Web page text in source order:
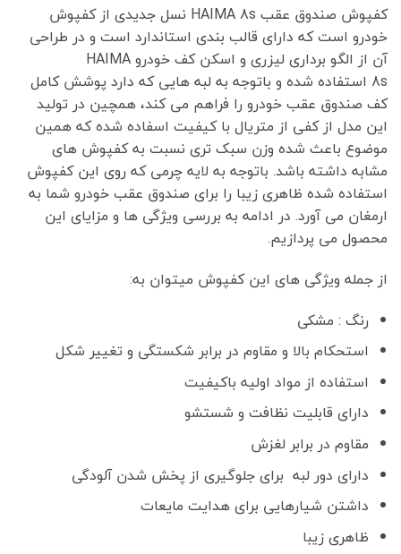
کفپوش صندوق عقب HAIMA 8s
نسل جدیدی از کفپوش
خودرو است که دارای قالب بندی استاندارد است و در طراحی
آن از الگو برداری لیزری و اسکن کف خودرو HAIMA
8s استفاده شده و باتوجه به لبه هایی که دارد پوشش کامل
کف صندوق عقب خودرو را فراهم می کند، همچین در تولید
این مدل از کفی از متریال با کیفیت اسفاده شده که همین
موضوع باعث شده وزن سبک تری نسبت به کفپوش های
مشابه داشته باشد. باتوجه به لایه چرمی که روی این کفپوش
استفاده شده ظاهری زیبا را برای صندوق عقب خودرو شما به
ارمغان می آورد. در ادامه به بررسی ویژگی ها و مزایای این
محصول می پردازیم.
از جمله ویژگی های این کفپوش میتوان به:
رنگ : مشکی
استحکام بالا و مقاوم در برابر شکستگی و تغییر شکل
استفاده از مواد اولیه باکیفیت
دارای قابلیت نظافت و شستشو
مقاوم در برابر لغزش
دارای دور لبه برای جلوگیری از پخش شدن آلودگی
داشتن شیار‌هایی برای هدایت مایعات
ظاهری زیبا